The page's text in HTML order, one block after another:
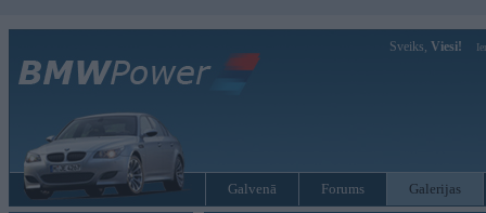
Sveiks, Viesi!
Galvenā Forums Galerijas